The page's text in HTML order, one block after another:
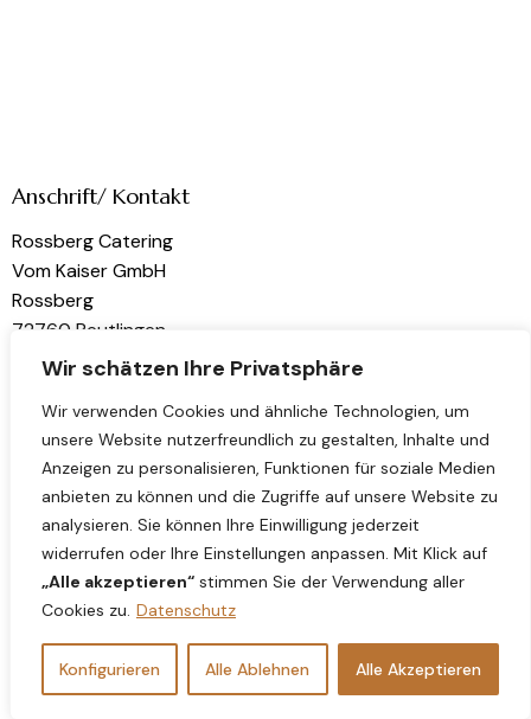
Wir schätzen Ihre Privatsphäre
Wir verwenden Cookies und ähnliche Technologien, um
unsere Website nutzerfreundlich zu gestalten, Inhalte und
Anzeigen zu personalisieren, Funktionen für soziale Medien
anbieten zu können und die Zugriffe auf unsere Website zu
analysieren. Sie können Ihre Einwilligung jederzeit
widerrufen oder Ihre Einstellungen anpassen. Mit Klick auf
„Alle akzeptieren“ stimmen Sie der Verwendung aller
Cookies zu. Datenschutz
Konfigurieren Alle Ablehnen Alle Akzeptieren
Anschrift/ Kontakt
Rossberg Catering
Vom Kaiser GmbH
Rossberg
72760 Reutlingen
kontakt@rossberg-catering.de
Links
Home
Über uns
Datenschutz
Impressum
Folge uns
Instagram
LinkedIn
Vom Kaiser GmbH. All rights reserved.